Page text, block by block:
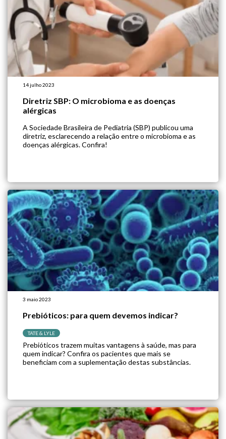
14 julho 2023
Diretriz SBP: O microbioma e as doenças
alérgicas
A Sociedade Brasileira de Pediatria (SBP) publicou uma
diretriz, esclarecendo a relação entre o microbioma e as
doenças alérgicas. Confira!
3 maio 2023
Prebióticos: para quem devemos indicar?
TATE & LYLE
Prebióticos trazem muitas vantagens à saúde, mas para
quem indicar? Confira os pacientes que mais se
beneficiam com a suplementação destas substâncias.